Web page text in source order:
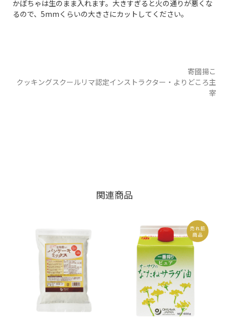
かぼちゃは生のまま入れます。大きすぎると火の通りが悪くな
るので、5mmくらいの大きさにカットしてください。
寄國揚こ
クッキングスクールリマ認定インストラクター・よりどころ主
宰
関連商品